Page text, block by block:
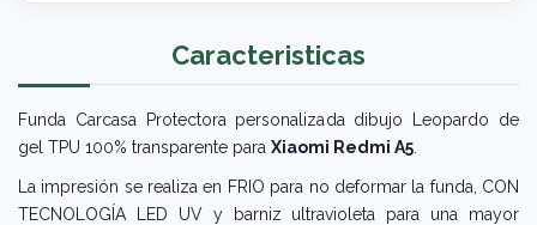
Caracteristicas
Funda Carcasa Protectora personalizada dibujo Leopardo de
gel TPU 100% transparente para Xiaomi Redmi A5
La impresión se realiza en FRIO para no deformar la funda, CON
TECNOLOGÍA LED UV y barniz ultravioleta para una mayor